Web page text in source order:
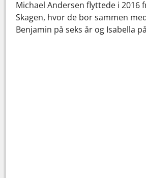
Michael Andersen flyttede i 2016
Skagen, hvor de bor sammen
Benjamin på seks år og Isabella